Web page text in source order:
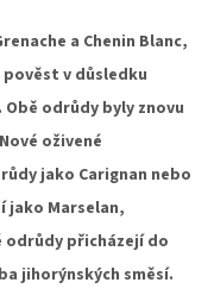
a Chenin Blanc,
v důsledku
odrůdy byly znovu
oživené
jako Carignan nebo
jako Marselan,
odrůdy přicházejí do
jihorýnských směsí.